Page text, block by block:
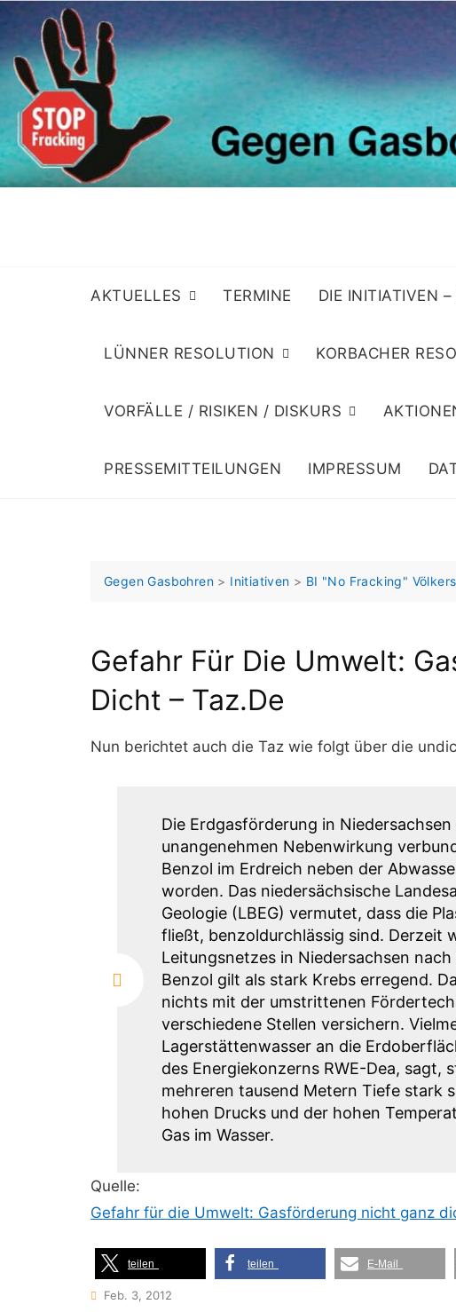
content
AKTUELLES TERMINE DIE INITIATIVEN
LÜNNER RESOLUTION KORBACHER
VORFÄLLE / RISIKEN / DISKURS
PRESSEMITTEILUNGEN IMPRESSUM
Gegen Gasbohren > Initiativen > BI "No Fracking"
Gefahr Für Die Umwelt:
Dicht – Taz.de
Nun berichtet auch die Taz wie folgt über die
Die Erdgasförderung in
unangenehmen Nebenwirkung
Benzol im Erdreich neben der
worden. Das niedersächsische
Geologie (LBEG) vermutet, dass die
fließt, benzoldurchlässig sind. Derzeit
Leitungsnetzes in Niedersachsen
Benzol gilt als stark Krebs erregend.
nichts mit der umstrittenen
verschiedene Stellen versichern.
Lagerstättenwasser an die
des Energiekonzerns RWE-Dea, sagt,
mehreren tausend Metern Tiefe stark
hohen Drucks und der hohen
Gas im Wasser.
Quelle:
Gefahr für die Umwelt: Gasförderung nicht ganz
teilen teilen E-Mail
Feb. 3, 2012